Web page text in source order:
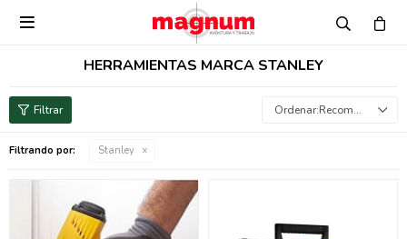

HERRAMIENTAS MARCA STANLEY
Recomendados
Filtrando por: Stanley